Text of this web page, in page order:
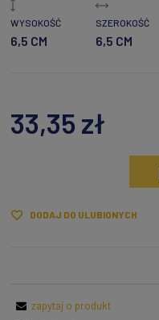
WYSOKOŚĆ
6,5 CM
SZEROKOŚĆ
6,5 CM
33,35 zł
DODAJ DO ULUBIONYCH
zapytaj o produkt